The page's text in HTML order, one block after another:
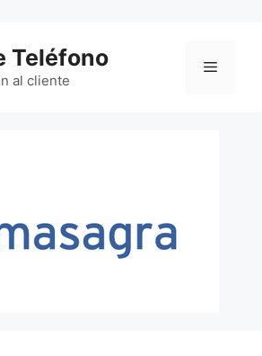
Teléfono
al cliente
Menú